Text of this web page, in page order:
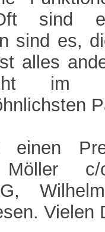
sind
sind es,
alles
im
einen
Möller c/
Vielen